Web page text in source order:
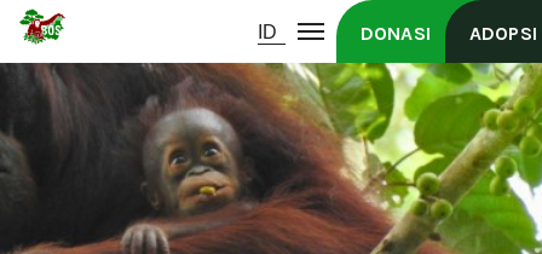
DONASI ADOPSI